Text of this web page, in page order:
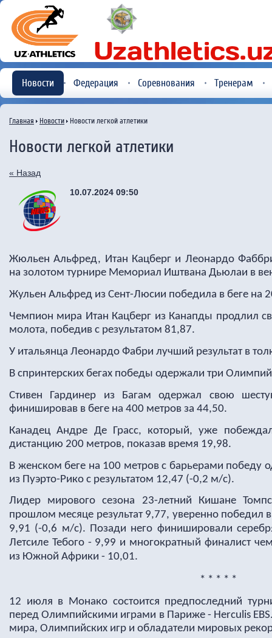
Новости Федерация Соревнования Тренерам
Главная Новости Новости легкой атлетики
Новости легкой атлетики
« Назад
10.07.2024 09:50
Жюльен Альфред, Итан Кацберг и Леонардо
на золотом турнире Мемориал Иштвана Дьюлаи в
Жульен Альфред из Сент-Люсии победила в беге на
Чемпион мира Итан Кацберг из Канапды продлил
молота, победив с результатом 81,87.
У итальянца Леонардо Фабри лучший результат в
В спринтерских бегах победы одержали три
Стивен Гардинер из Багам одержал свою
финишировав в беге на 400 метров за 44,50.
Канадец Андре Де Грасс, который, уже
дистанцию 200 метров, показав время 19,98.
В женском беге на 100 метров с барьерами
из Пуэрто-Рико с результатом 12,47 (-0,2 м/с).
Лидер мирового сезона 23-летний Кишане
прошлом месяце результат 9,77, уверенно победил
9,91 (-0,6 м/с). Позади него финишировали
Летсиле Тебого - 9,99 и многократный финалист
из Южной Африки - 10,01.
* * * * *
12 июля в Монако состоится предпоследний
перед Олимпийскими играми в Париже - Herculis
мира, Олимпийских игр и обладатели мировых